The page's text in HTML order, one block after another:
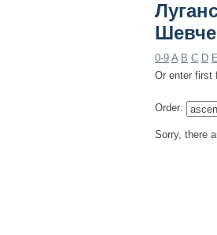
0-9 A B C D E
Or enter first
Order:
Sorry, there